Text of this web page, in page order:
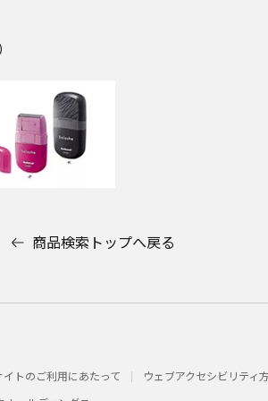
商品検索トップへ戻る
イトのご利用にあたって ウェブアクセシビリティ